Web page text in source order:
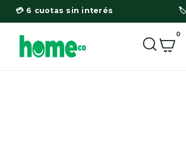
💳 6 cuotas sin interés 🏷️
0